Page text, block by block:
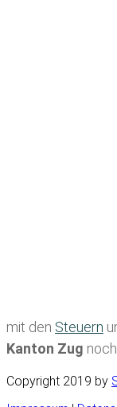
mit den Steuern
Kanton Zug
Copyright 2019 by